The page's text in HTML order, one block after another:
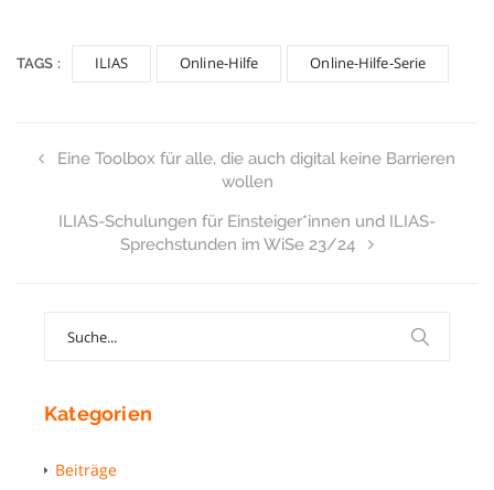
TAGS : ILIAS Online-Hilfe Online-Hilfe-Serie
Eine Toolbox für alle, die auch digital keine Barrieren
wollen
ILIAS-Schulungen für Einsteiger*innen und ILIAS-
Sprechstunden im WiSe 23/24
Kategorien
Beiträge